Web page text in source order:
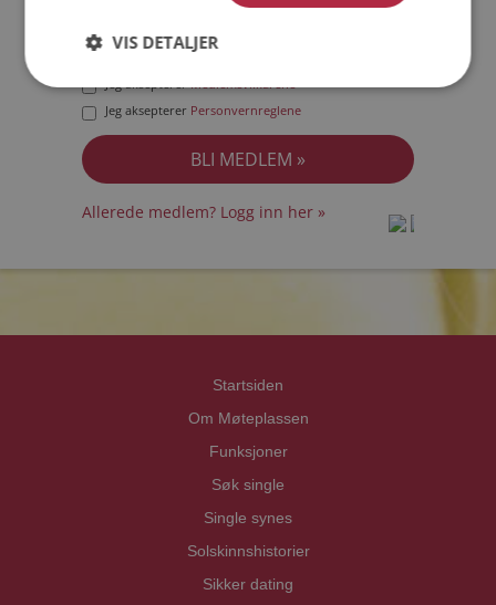
Jeg akseptererMedlemsvilkårene
Jeg aksepterer Personvernreglene
Allerede medlem? Logg inn her »
Startsiden
Om Møteplassen
Funksjoner
Søk single
Single synes
Solskinnshistorier
Sikker dating
VIS DETALJER